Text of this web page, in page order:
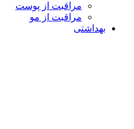
مراقبت از پوست
مراقبت از مو
بهداشتی